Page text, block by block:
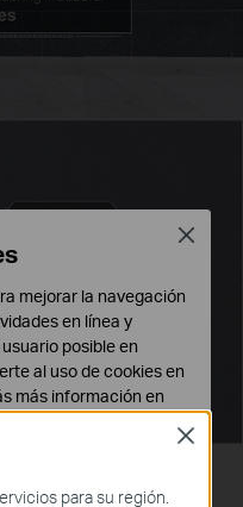
para su región.
Close
mejorar la navegación
en línea y
posible en
al uso de cookies en
más información en
el funcionamiento
Close